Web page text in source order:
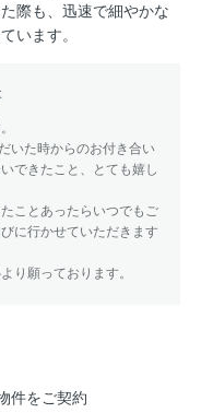
際も、迅速で細やかな
います。
いた時からのお付き合い
できたこと、とても嬉し
ことあったらいつでもご
に行かせていただきます
り願っております。
件をご契約